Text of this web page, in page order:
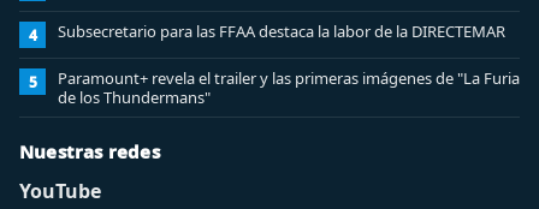
4 Subsecretario para las FFAA destaca la labor de la DIRECTEMAR
5
Paramount+ revela el trailer y las primeras imágenes de "La Furia
de los Thundermans"
Nuestras redes
YouTube